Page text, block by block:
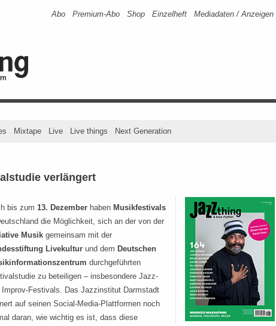
Abo Premium-Abo Shop Einzelheft Mediadaten / Anzeigen
Mixtape Live Live things Next Generation
verlängert
bis zum 13. Dezember haben Musikfestivals
die Möglichkeit, sich an der von der
Musik gemeinsam mit der
Livekultur und dem Deutschen
durchgeführten
zu beteiligen – insbesondere Jazz-
Improv-Festivals. Das Jazzinstitut Darmstadt
auf seinen Social-Media-Plattformen noch
daran, wie wichtig es ist, dass diese